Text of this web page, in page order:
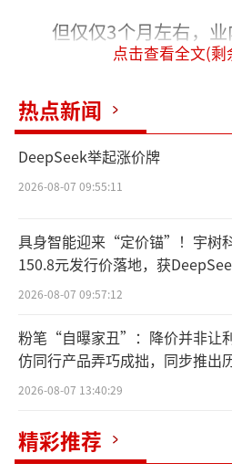
但仅仅3个月左右，
离职的消息。彼时，业
现下猜想成为现实。
年，刘勇军是科学创始人
疫、肿瘤领域有一席之地
点击查看全文(剩
热点新闻
DeepSeek举起涨价牌
2026-08-07 09:55:11
具身智能迎来“定价锚”！宇树
150.8元发行价落地，获
华战配加持
2026-08-07 09:57:12
粉笔“自曝家丑”：降价并非让
仿同行产品弄巧成拙，同步推出
员退费方案
2026-08-07 13:40:29
精彩推荐